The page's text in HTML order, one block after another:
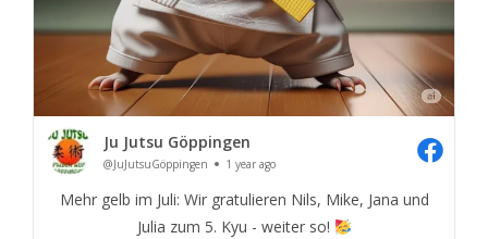
Ju Jutsu Göppingen
@JuJutsuGöppingen 1 year ago
Mehr gelb im Juli: Wir gratulieren Nils, Mike, Jana und
Julia zum 5. Kyu - weiter so!